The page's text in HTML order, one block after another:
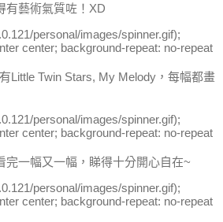
有藝術氣質咗！XD
personal/images/spinner.gif);
center; background-repeat: no-repeat
Little Twin Stars, My Melody，每幅都畫
personal/images/spinner.gif);
center; background-repeat: no-repeat
完一幅又一幅，睇得十分開心自在~
personal/images/spinner.gif);
center; background-repeat: no-repeat